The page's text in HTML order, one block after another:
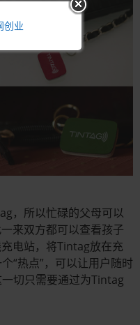
，所以忙碌的父母可以
来双方都可以查看孩子
电站，将Tintag放在充
“热点”，可以让用户随时
切只需要通过为Tintag